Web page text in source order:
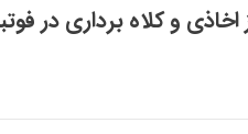
و کلاه برداری در